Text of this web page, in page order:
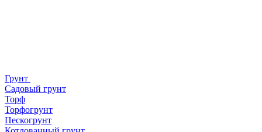
Грунт
Садовый грунт
Торф
Торфогрунт
Пескогрунт